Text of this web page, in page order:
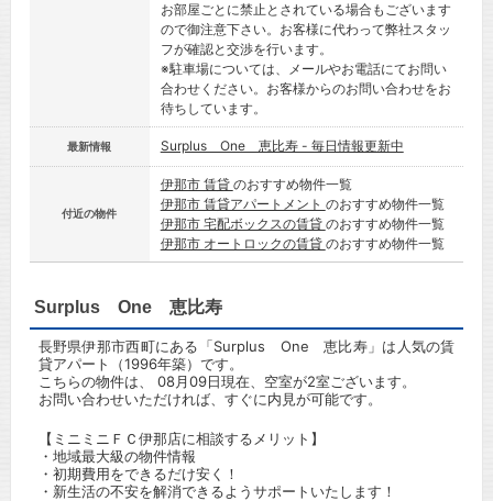
お部屋ごとに禁止とされている場合もございます
ので御注意下さい。お客様に代わって弊社スタッ
フが確認と交渉を行います。
※駐車場については、メールやお電話にてお問い
合わせください。お客様からのお問い合わせをお
待ちしています。
最新情報 Surplus One 恵比寿 - 毎日情報更新中
付近の物件
伊那市 賃貸 のおすすめ物件一覧
伊那市 賃貸アパートメント のおすすめ物件一覧
伊那市 宅配ボックスの賃貸 のおすすめ物件一覧
伊那市 オートロックの賃貸 のおすすめ物件一覧
Surplus One 恵比寿
長野県伊那市西町にある「Surplus One 恵比寿」は人気の賃
貸アパート（1996年築）です。
こちらの物件は、 08月09日現在、空室が2室ございます。
お問い合わせいただければ、すぐに内見が可能です。
【ミニミニＦＣ伊那店に相談するメリット】
・地域最大級の物件情報
・初期費用をできるだけ安く！
・新生活の不安を解消できるようサポートいたします！